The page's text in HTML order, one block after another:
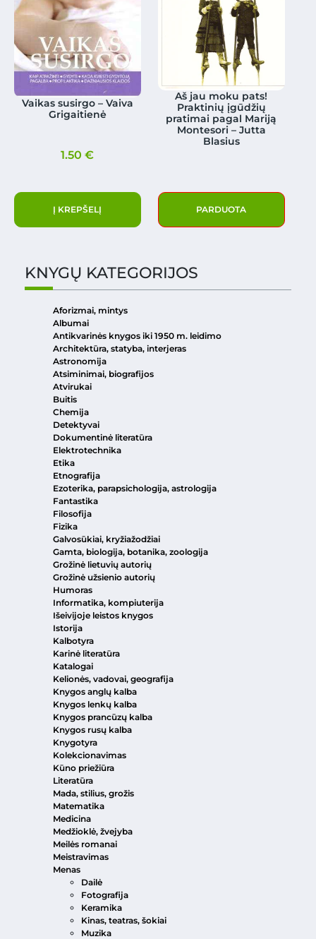
Vaikas susirgo – Vaiva
Grigaitienė
1.50€
Į KREPŠELĮ
Aš jau moku pats!
Praktinių įgūdžių
pratimai pagal Mariją
Montesori – Jutta
Blasius
PARDUOTA
KNYGŲ KATEGORIJOS
Aforizmai, mintys
Albumai
Antikvarinės knygos iki 1950 m. leidimo
Architektūra, statyba, interjeras
Astronomija
Atsiminimai, biografijos
Atvirukai
Buitis
Chemija
Detektyvai
Dokumentinė literatūra
Elektrotechnika
Etika
Etnografija
Ezoterika, parapsichologija, astrologija
Fantastika
Filosofija
Fizika
Galvosūkiai, kryžiažodžiai
Gamta, biologija, botanika, zoologija
Grožinė lietuvių autorių
Grožinė užsienio autorių
Humoras
Informatika, kompiuterija
Išeivijoje leistos knygos
Istorija
Kalbotyra
Karinė literatūra
Katalogai
Kelionės, vadovai, geografija
Knygos anglų kalba
Knygos lenkų kalba
Knygos prancūzų kalba
Knygos rusų kalba
Knygotyra
Kolekcionavimas
Kūno priežiūra
Literatūra
Mada, stilius, grožis
Matematika
Medicina
Medžioklė, žvejyba
Meilės romanai
Meistravimas
Menas
Dailė
Fotografija
Keramika
Kinas, teatras, šokiai
Muzika